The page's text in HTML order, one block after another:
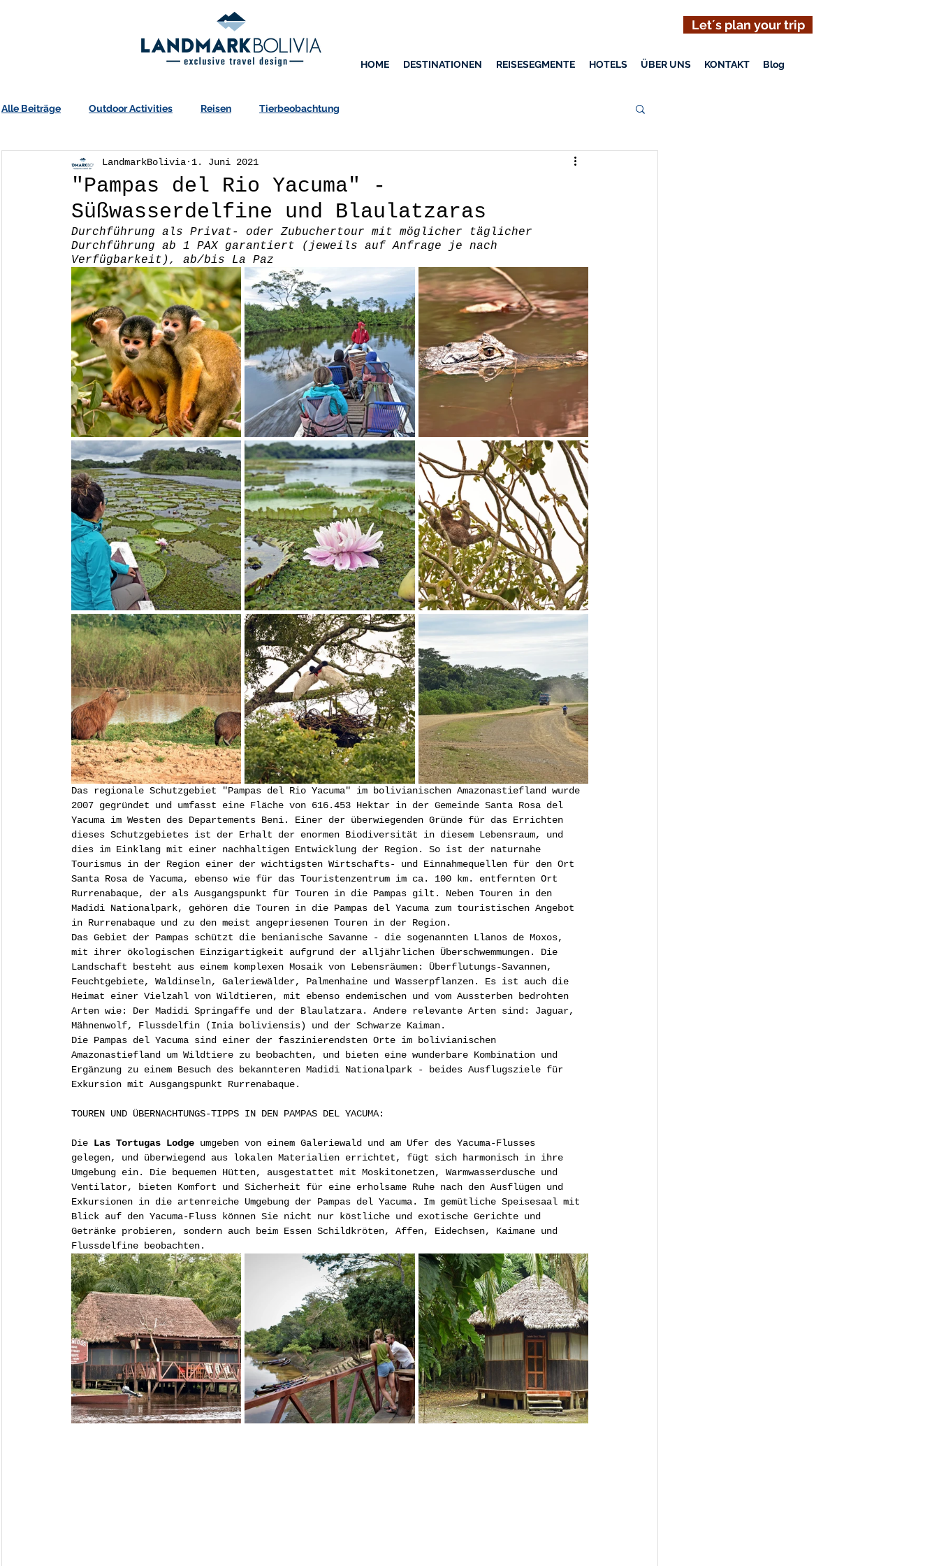
Let´s plan your trip
HOME DESTINATIONEN REISESEGMENTE HOTELS ÜBER UNS KONTAKT Blog
Alle Beiträge Outdoor Activities Reisen Tierbeobachtung
"Pampas del Rio Yacuma" -
Süßwasserdelfine und Blaulatzaras
LandmarkBolivia 1. Juni 2021
Durchführung als Privat- oder Zubuchertour mit möglicher täglicher
Durchführung ab 1 PAX garantiert (jeweils auf Anfrage je nach
Verfügbarkeit), ab/bis La Paz
Das regionale Schutzgebiet "Pampas del Rio Yacuma" im bolivianischen Amazonastiefland wurde
2007 gegründet und umfasst eine Fläche von 616.453 Hektar in der Gemeinde Santa Rosa del
Yacuma im Westen des Departements Beni. Einer der überwiegenden Gründe für das Errichten
dieses Schutzgebietes ist der Erhalt der enormen Biodiversität in diesem Lebensraum, und
dies im Einklang mit einer nachhaltigen Entwicklung der Region. So ist der naturnahe
Tourismus in der Region einer der wichtigsten Wirtschafts- und Einnahmequellen für den Ort
Santa Rosa de Yacuma, ebenso wie für das Touristenzentrum im ca. 100 km. entfernten Ort
Rurrenabaque, der als Ausgangspunkt für Touren in die Pampas gilt. Neben Touren in den
Madidi Nationalpark, gehören die Touren in die Pampas del Yacuma zum touristischen Angebot
in Rurrenabaque und zu den meist angepriesenen Touren in der Region.
Das Gebiet der Pampas schützt die benianische Savanne - die sogenannten Llanos de Moxos,
mit ihrer ökologischen Einzigartigkeit aufgrund der alljährlichen Überschwemmungen. Die
Landschaft besteht aus einem komplexen Mosaik von Lebensräumen: Überflutungs-Savannen,
Feuchtgebiete, Waldinseln, Galeriewälder, Palmenhaine und Wasserpflanzen. Es ist auch die
Heimat einer Vielzahl von Wildtieren, mit ebenso endemischen und vom Aussterben bedrohten
Arten wie: Der Madidi Springaffe und der Blaulatzara. Andere relevante Arten sind: Jaguar,
Mähnenwolf, Flussdelfin (Inia boliviensis) und der Schwarze Kaiman.
Die Pampas del Yacuma sind einer der faszinierendsten Orte im bolivianischen
Amazonastiefland um Wildtiere zu beobachten, und bieten eine wunderbare Kombination und
Ergänzung zu einem Besuch des bekannteren Madidi Nationalpark - beides Ausflugsziele für
Exkursion mit Ausgangspunkt Rurrenabaque.
TOUREN UND ÜBERNACHTUNGS-TIPPS IN DEN PAMPAS DEL YACUMA:
Die Las Tortugas Lodge umgeben von einem Galeriewald und am Ufer des Yacuma-Flusses
gelegen, und überwiegend aus lokalen Materialien errichtet, fügt sich harmonisch in ihre
Umgebung ein. Die bequemen Hütten, ausgestattet mit Moskitonetzen, Warmwasserdusche und
Ventilator, bieten Komfort und Sicherheit für eine erholsame Ruhe nach den Ausflügen und
Exkursionen in die artenreiche Umgebung der Pampas del Yacuma. Im gemütliche Speisesaal mit
Blick auf den Yacuma-Fluss können Sie nicht nur köstliche und exotische Gerichte und
Getränke probieren, sondern auch beim Essen Schildkröten, Affen, Eidechsen, Kaimane und
Flussdelfine beobachten.